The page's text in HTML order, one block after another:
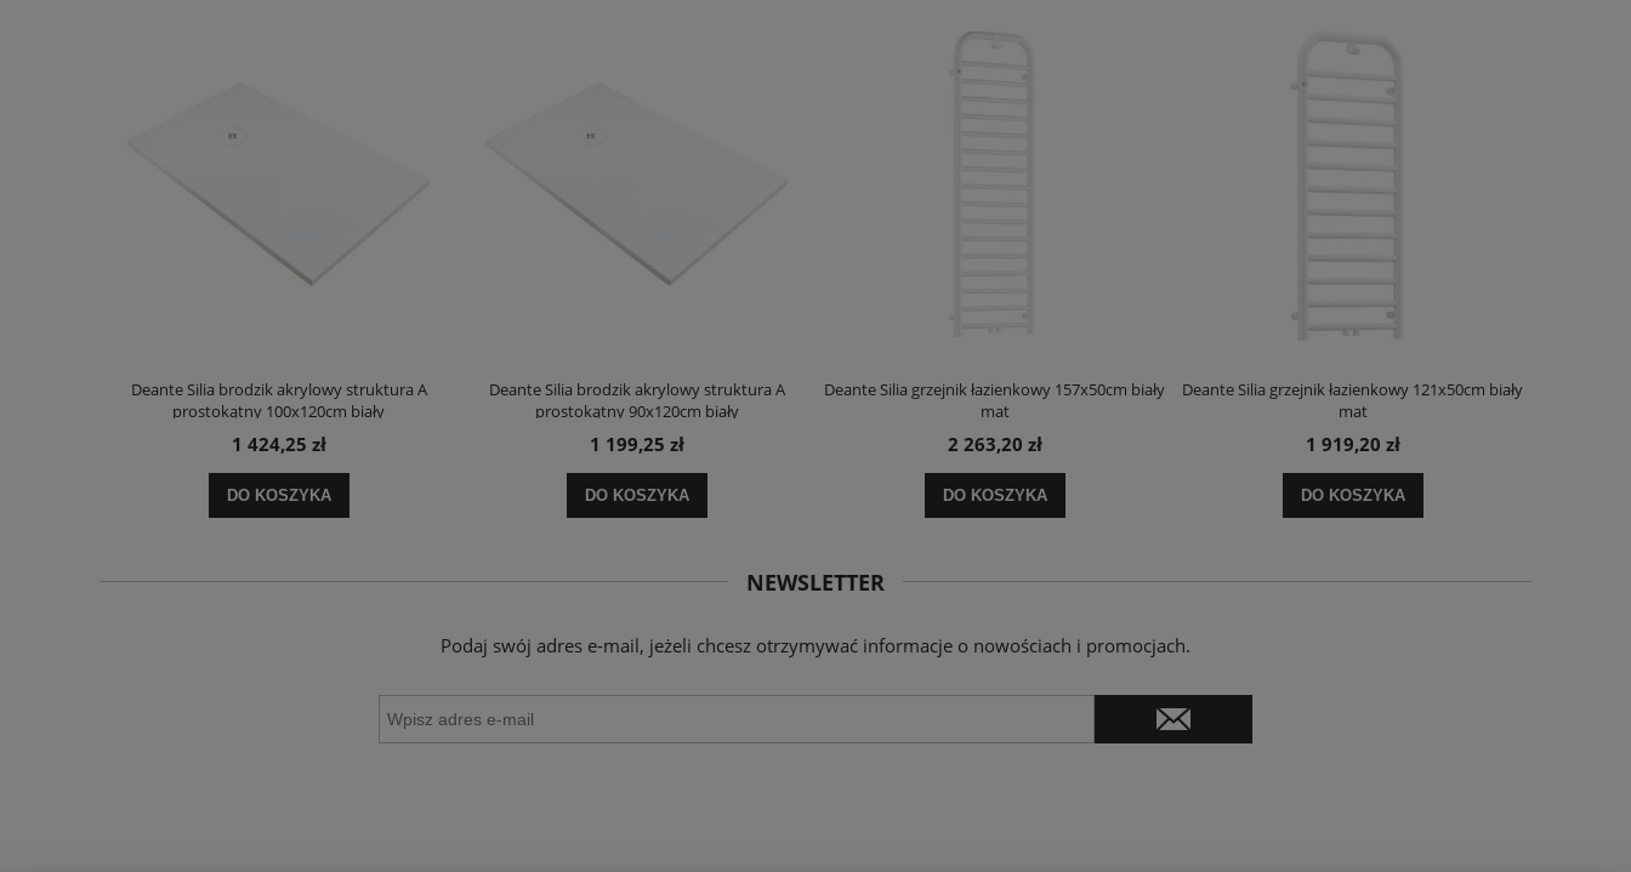
Deante Silia brodzik akrylowy struktura A
prostokątny 100x120cm biały
1 424,25 zł
DO KOSZYKA
Deante Silia brodzik akrylowy struktura A
prostokątny 90x120cm biały
1 199,25 zł
DO KOSZYKA
Deante Silia grzejnik łazienkowy 157x50cm biały
mat
2 263,20 zł
DO KOSZYKA
Deante Silia grzejnik łazienkowy 121x50cm biały
mat
1 919,20 zł
DO KOSZYKA
NEWSLETTER
Podaj swój adres e-mail, jeżeli chcesz otrzymywać informacje o nowościach i promocjach.